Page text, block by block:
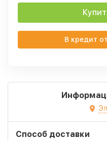
В кредит
Способ доставки